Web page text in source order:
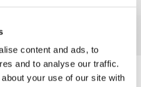
content and ads, to
and to analyse our traffic.
your use of our site with
des courses au supermarché
à disposition si on n’a pas de